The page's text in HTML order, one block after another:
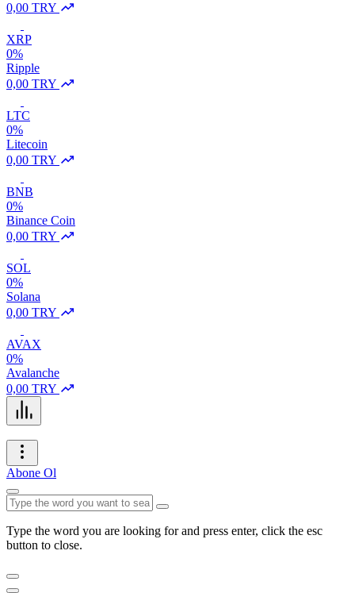
0,00 TRY
XRP
0%
Ripple
0,00 TRY
LTC
0%
Litecoin
0,00 TRY
BNB
0%
Binance Coin
0,00 TRY
SOL
0%
Solana
0,00 TRY
AVAX
0%
Avalanche
0,00 TRY
Abone Ol
Type the word you are looking for and press enter, click the esc
button to close.